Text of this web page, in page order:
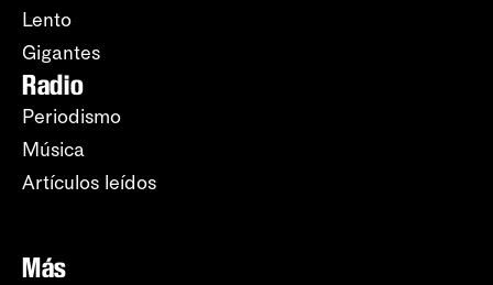
Lento
Gigantes
Radio
Periodismo
Música
Artículos leídos
Más